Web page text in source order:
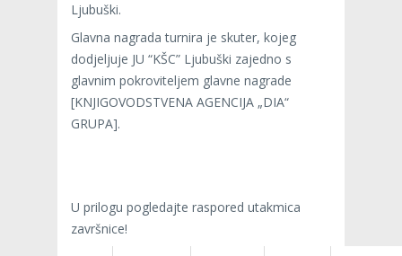
Ljubuški.
Glavna nagrada turnira je skuter, kojeg
dodjeljuje JU “KŠC” Ljubuški zajedno s
glavnim pokroviteljem glavne nagrade
[KNJIGOVODSTVENA AGENCIJA „DIA“
GRUPA].
U prilogu pogledajte raspored utakmica
završnice!